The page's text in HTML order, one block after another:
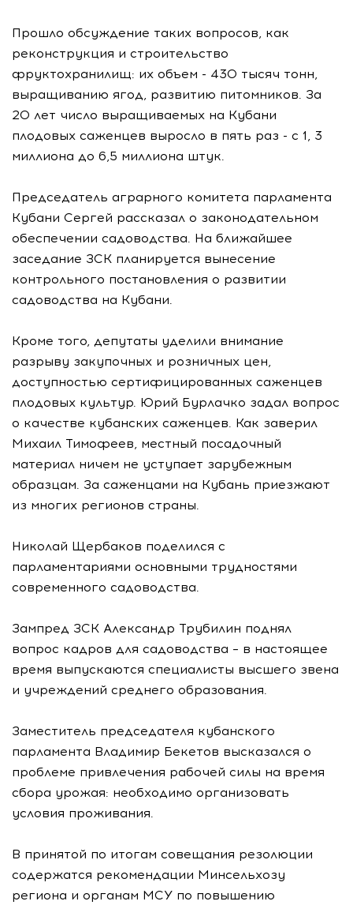
Прошло обсуждение таких вопросов, как
реконструкция и строительство
фруктохранилищ: их объем - 430 тысяч тонн,
выращиванию ягод, развитию питомников. За
20 лет число выращиваемых на Кубани
плодовых саженцев выросло в пять раз - с 1, 3
миллиона до 6,5 миллиона штук.
Председатель аграрного комитета парламента
Кубани Сергей рассказал о законодательном
обеспечении садоводства. На ближайшее
заседание ЗСК планируется вынесение
контрольного постановления о развитии
садоводства на Кубани.
Кроме того, депутаты уделили внимание
разрыву закупочных и розничных цен,
доступностью сертифицированных саженцев
плодовых культур. Юрий Бурлачко задал вопрос
о качестве кубанских саженцев. Как заверил
Михаил Тимофеев, местный посадочный
материал ничем не уступает зарубежным
образцам. За саженцами на Кубань приезжают
из многих регионов страны.
Николай Щербаков поделился с
парламентариями основными трудностями
современного садоводства.
Зампред ЗСК Александр Трубилин поднял
вопрос кадров для садоводства – в настоящее
время выпускаются специалисты высшего звена
и учреждений среднего образования.
Заместитель председателя кубанского
парламента Владимир Бекетов высказался о
проблеме привлечения рабочей силы на время
сбора урожая: необходимо организовать
условия проживания.
В принятой по итогам совещания резолюции
содержатся рекомендации Минсельхозу
региона и органам МСУ по повышению